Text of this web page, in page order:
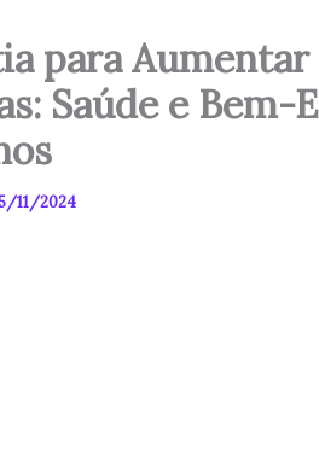
para
Saúde e Bem-
11/2024